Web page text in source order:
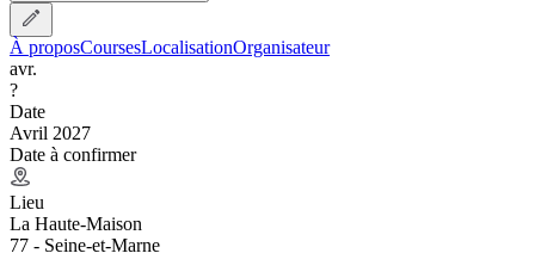
À proposCoursesLocalisationOrganisateur
avr.
?
Date
Avril 2027
Date à confirmer
Lieu
La Haute-Maison
77 - Seine-et-Marne